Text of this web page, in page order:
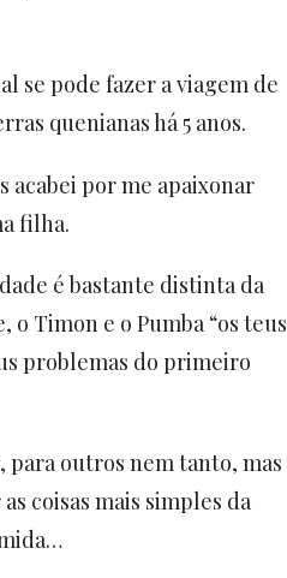
se pode fazer a viagem de
quenianas há 5 anos.
acabei por me apaixonar
filha.
é bastante distinta da
Timon e o Pumba “os teus
problemas do primeiro
outros nem tanto, mas
coisas mais simples da